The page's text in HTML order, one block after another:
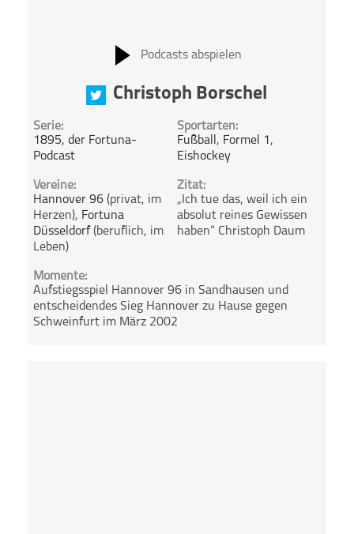
Podcasts abspielen
Christoph Borschel
Serie:
1895, der Fortuna-
Podcast
Sportarten:
Fußball , Formel 1 ,
Eishockey
Vereine:
Hannover 96 (privat, im
Herzen), Fortuna
Düsseldorf (beruflich, im
Leben)
Zitat:
„Ich tue das, weil ich ein
absolut reines Gewissen
haben“ Christoph Daum
Momente:
Aufstiegsspiel Hannover 96 in Sandhausen und
entscheidendes Sieg Hannover zu Hause gegen
Schweinfurt im März 2002